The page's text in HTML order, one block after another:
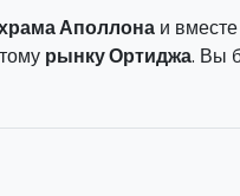
Аполлона и
рынку Ортиджа. Вы
ароматов! Здесь вы
до специй и